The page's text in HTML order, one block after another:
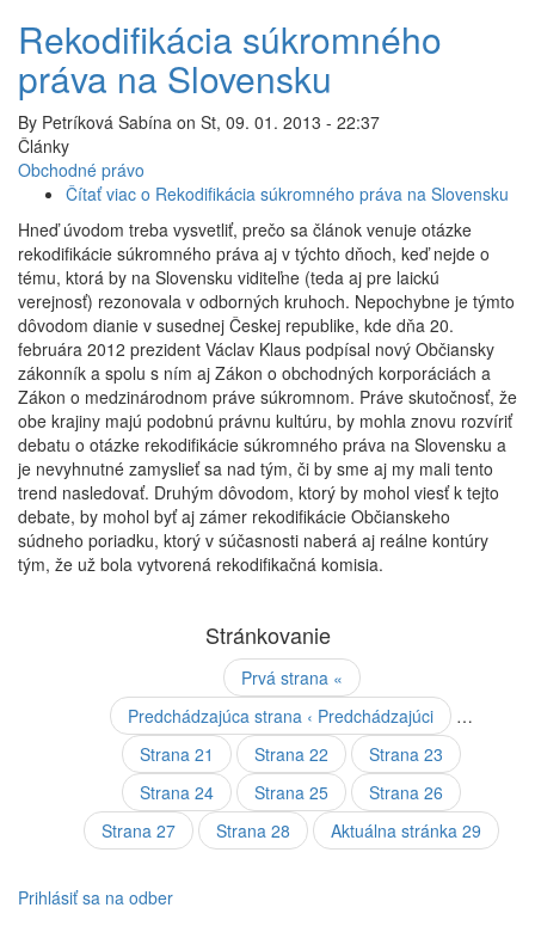
Rekodifikácia súkromného
práva na Slovensku
By Petríková Sabína on St, 09. 01. 2013 - 22:37
Články
Obchodné právo
Čítať viac o Rekodifikácia súkromného práva na Slovensku
Hneď úvodom treba vysvetliť, prečo sa článok venuje otázke
rekodifikácie súkromného práva aj v týchto dňoch, keď nejde o
tému, ktorá by na Slovensku viditeľne (teda aj pre laickú
verejnosť) rezonovala v odborných kruhoch. Nepochybne je týmto
dôvodom dianie v susednej Českej republike, kde dňa 20.
februára 2012 prezident Václav Klaus podpísal nový Občiansky
zákonník a spolu s ním aj Zákon o obchodných korporáciách a
Zákon o medzinárodnom práve súkromnom. Práve skutočnosť, že
obe krajiny majú podobnú právnu kultúru, by mohla znovu rozvíriť
debatu o otázke rekodifikácie súkromného práva na Slovensku a
je nevyhnutné zamyslieť sa nad tým, či by sme aj my mali tento
trend nasledovať. Druhým dôvodom, ktorý by mohol viesť k tejto
debate, by mohol byť aj zámer rekodifikácie Občianskeho
súdneho poriadku, ktorý v súčasnosti naberá aj reálne kontúry
tým, že už bola vytvorená rekodifikačná komisia.
Stránkovanie
Prvá strana «
Predchádzajúca strana ‹ Predchádzajúci
…
Strana 21 Strana 22 Strana 23
Strana 24 Strana 25 Strana 26
Strana 27 Strana 28 Aktuálna stránka 29
Prihlásiť sa na odber